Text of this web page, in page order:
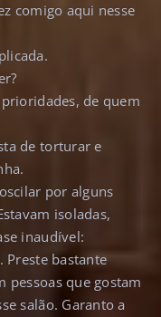
comigo aqui nesse
de quem
de torturar e
por alguns
isoladas,
inaudível:
Preste bastante
pessoas que gostam
salão. Garanto a